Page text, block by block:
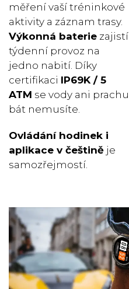
měření vaší tréninkové
aktivity a záznam trasy.
Výkonná baterie zajistí
týdenní provoz na
jedno nabití. Díky
certifikaci IP69K / 5
ATM se vody ani prachu
bát nemusíte.
Ovládání hodinek i
aplikace v češtině je
samozřejmostí.